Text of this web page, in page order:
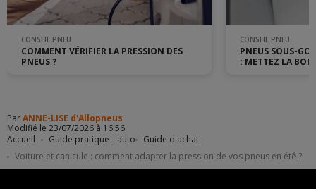
Accueil Guide pratique auto
Guide d'achat
Voiture et canicule : comment adapter la pression de vos pneus en été ?
CONSEIL PNEU
COMMENT VÉRIFIER LA PRESSION DES
PNEUS ?
CONSEIL PNEU
PNEUS SOUS-
: METTEZ LA
ParANNE-LISE d'Allopneus
Modifié le 23/07/2026 à 16:56